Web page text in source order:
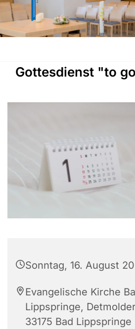
Gottesdienst "to
Sonntag, 16. August
Evangelische Kirche
Lippspringe,
33175 Bad Lippspringe